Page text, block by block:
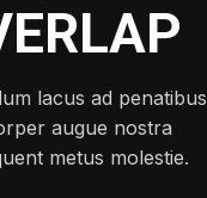
lacus ad penatibus
augue nostra
metus molestie.